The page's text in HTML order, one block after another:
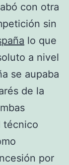
con otra
sin
lo que
a nivel
se aupaba
de la
técnico
por